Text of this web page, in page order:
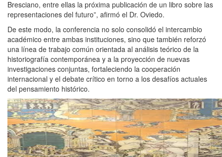
Bresciano, entre ellas la próxima publicación de un libro sobre las
representaciones del futuro”, afirmó el Dr. Oviedo.
De este modo, la conferencia no solo consolidó el intercambio
académico entre ambas instituciones, sino que también reforzó
una línea de trabajo común orientada al análisis teórico de la
historiografía contemporánea y a la proyección de nuevas
investigaciones conjuntas, fortaleciendo la cooperación
internacional y el debate crítico en torno a los desafíos actuales
del pensamiento histórico.